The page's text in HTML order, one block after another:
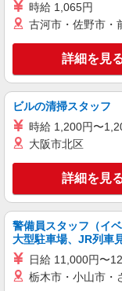
時給 1,065円
古河市・佐野市・
詳細を見
ビルの清掃スタッフ
時給 1,200円〜
大阪市北区
詳細を見
警備員スタッフ（イ
大型駐車場、JR列車
日給 11,000円〜
栃木市・小山市・